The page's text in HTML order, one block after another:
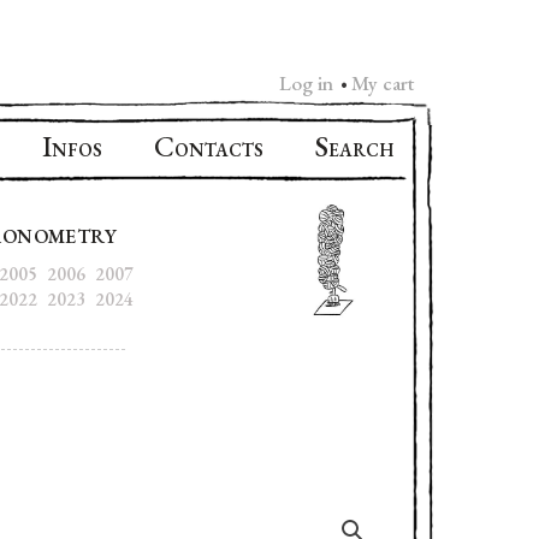
Log in •My cart
INFOS CONTACTS SEARCH
2005 2006 2007
2022 2023 2024